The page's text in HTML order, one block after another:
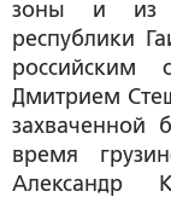
зоны и из
республики
российским
Дмитрием
захваченной
время
Александр